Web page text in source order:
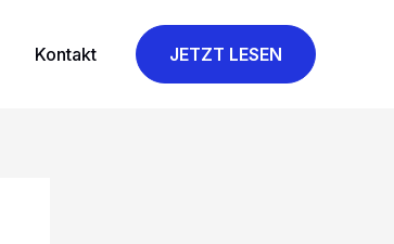
Kontakt JETZT LESEN